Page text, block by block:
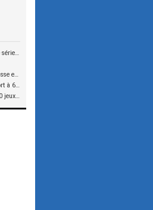
Du nouveau chez Bacchus, nouvelle série SCD
Supprimer le buzz de ses micros basse en reliant les aimants à la masse
Chris Squire : le bassiste de YES mort à 67 ans
Nouvelles cordes de basse Elixir : 20 jeux à tester !